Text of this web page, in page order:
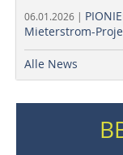
06.01.2026 |
Mieterstrom-
Alle News